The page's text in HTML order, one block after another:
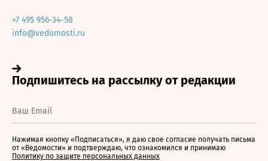
+7 495 956-34-58
info@vedomosti.ru
Нажимая кнопку «Подписаться», я даю свое согласие получать письма
от «Ведомости» и подтверждаю, что ознакомился и принимаю
Политику по защите персональных данных